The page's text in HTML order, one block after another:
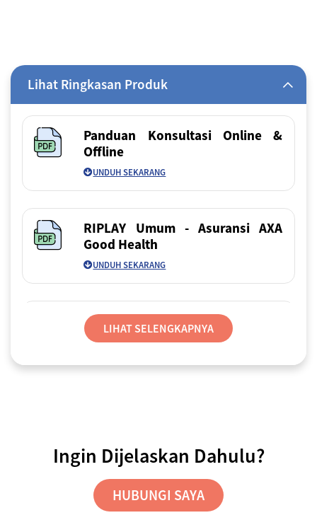
Lihat Ringkasan Produk
Panduan Konsultasi Online &
Offline
UNDUH SEKARANG
RIPLAY Umum - Asuransi AXA
Good Health
UNDUH SEKARANG
Panduan Lengkap Pembelian
UNDUH SEKARANG
Panduan Klaim Offline – Aplikasi
LIHAT SELENGKAPNYA
Ingin Dijelaskan Dahulu?
HUBUNGI SAYA